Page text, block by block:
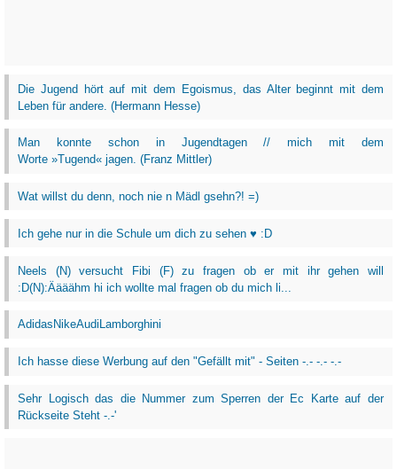
Die Jugend hört auf mit dem Egoismus, das Alter beginnt mit dem
Leben für andere. (Hermann Hesse)
Man konnte schon in Jugendtagen // mich mit dem
Worte »Tugend« jagen. (Franz Mittler)
Wat willst du denn, noch nie n Mädl gsehn?! =)
Ich gehe nur in die Schule um dich zu sehen ♥ :D
Neels (N) versucht Fibi (F) zu fragen ob er mit ihr gehen will
:D(N):Äääähm hi ich wollte mal fragen ob du mich li...
AdidasNikeAudiLamborghini
Ich hasse diese Werbung auf den "Gefällt mit" - Seiten -.- -.- -.-
Sehr Logisch das die Nummer zum Sperren der Ec Karte auf der
Rückseite Steht -.-'